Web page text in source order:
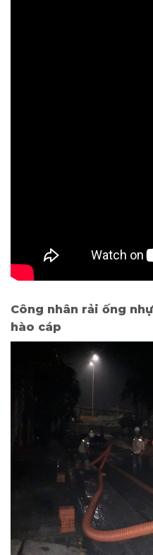
Công nhân rải ống
hào cáp